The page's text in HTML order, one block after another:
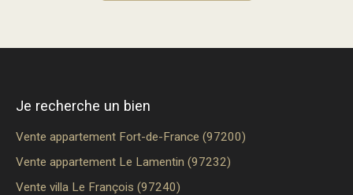
Je recherche un bien
Vente appartement Fort-de-France (97200)
Vente appartement Le Lamentin (97232)
Vente villa Le François (97240)